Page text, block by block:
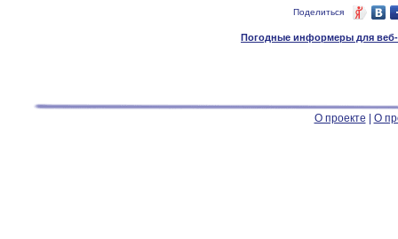
Поделиться
Погодные информеры для веб-
О проекте О